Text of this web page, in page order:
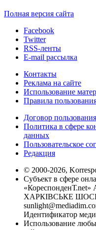
Полная версия сайта
Facebook
Twitter
RSS-ленты
E-mail рассылка
Контакты
Реклама на сайте
Использование
Правила
Договор
Политика в сфере
данных
Пользовательское
Редакция
© 2000-2026,
Субъект в сфере
«КореспонденТ.net»
ХАРКІВСЬКЕ ШОСЕ,
Идентификатор
Использование